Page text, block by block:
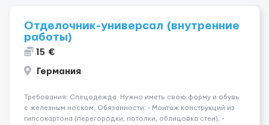
Отделочник-универсал (внутренние
работы)
15 €
Германия
Требования: Спецодежда: Нужно иметь свою форму и обувь
с железным носком. Обязанности: - Монтаж конструкций из
гипсокартона (перегородки, потолки, облицовка стен); -